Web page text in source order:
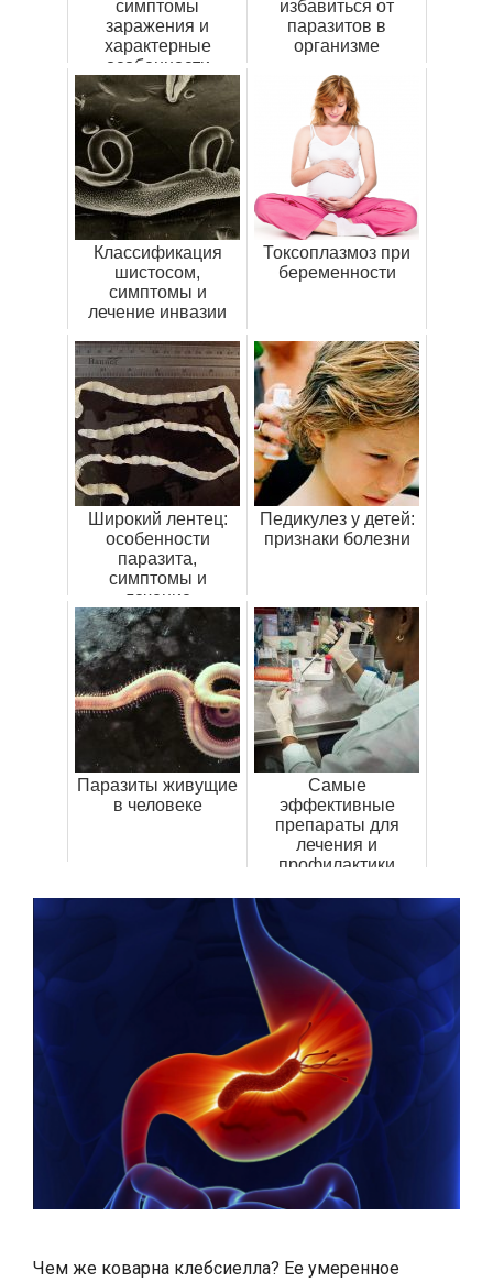
симптомы
заражения и
характерные
особенности
паразита
избавиться от
паразитов в
организме
Классификация
шистосом,
симптомы и
лечение инвазии
Токсоплазмоз при
беременности
Широкий лентец:
особенности
паразита,
симптомы и
лечение
заболевания
Педикулез у детей:
признаки болезни
Паразиты живущие
в человеке
Самые
эффективные
препараты для
лечения и
профилактики
Чем же коварна клебсиелла? Ее умеренное